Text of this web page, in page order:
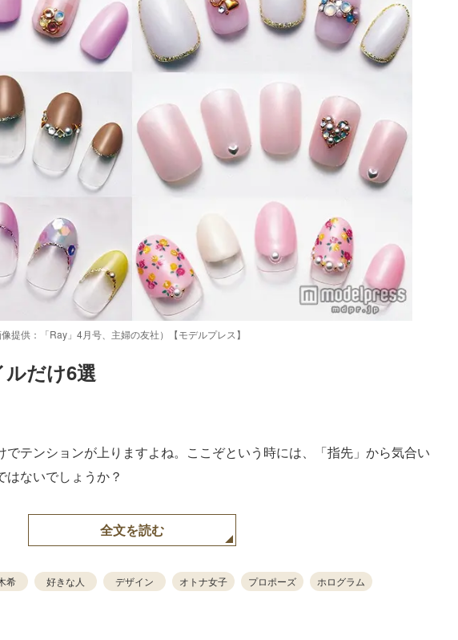
提供：「Ray」4月号、主婦の友社）【モデルプレス】
だけ6選
でテンションが上りますよね。ここぞという時には、「指先」から気合い
はないでしょうか？
全文を読む
希 好きな人 デザイン オトナ女子 プロポーズ
ホログラム